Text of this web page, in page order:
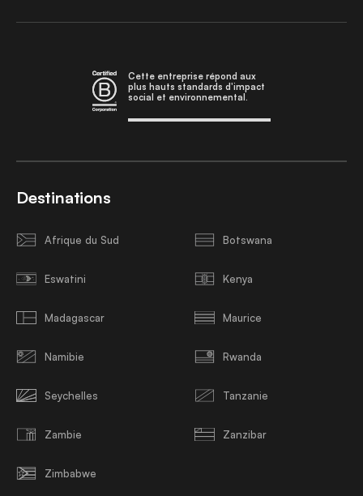
Cette entreprise répond aux
plus hauts standards d'impact
social et environnemental.
Destinations
Afrique du Sud Botswana
Eswatini Kenya
Madagascar Maurice
Namibie Rwanda
Seychelles Tanzanie
Zambie Zanzibar
Zimbabwe